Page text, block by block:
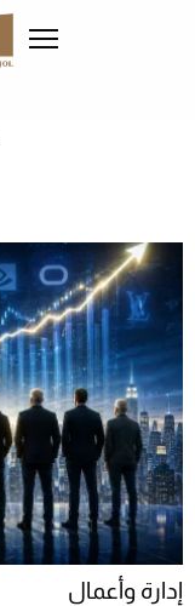
إدارة وأعمال